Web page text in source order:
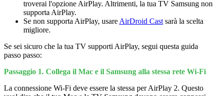
troverai l'opzione AirPlay. Altrimenti, la tua TV Samsung non
supporta AirPlay.
Se non supporta AirPlay, usare AirDroid Cast sarà la scelta
migliore.
Se sei sicuro che la tua TV supporti AirPlay, segui questa guida
passo passo:
Passaggio 1. Collega il Mac e il Samsung alla stessa rete Wi-Fi
La connessione Wi-Fi deve essere la stessa per AirPlay 2. Questo